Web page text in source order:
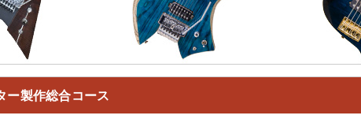
ー製作総合コース